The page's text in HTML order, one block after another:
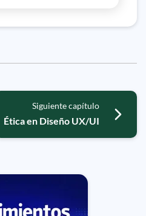
Siguiente capítulo
Ética en Diseño UX/UI